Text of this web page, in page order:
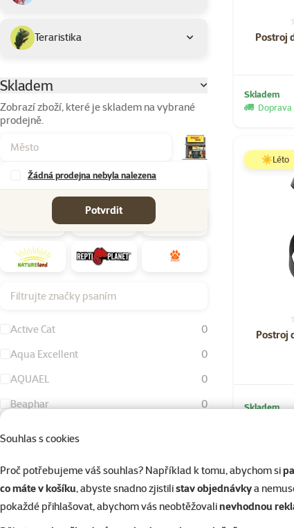
Souhlas s cookies
Proč potřebujeme váš souhlas? Například k tomu, abychom si
co máte v košíku, abyste snadno zjistilistav objednávkya
pokaždé přihlašovat, abychom vás neobtěžovalinevhodnou
Teraristika
Parametrický filtr
Skladem
Zobrazí zboží, které je skladem na vybrané
prodejně.
Žádná prodejna nebyla nalezena
Potvrdit
Filtrujte značky psaním
Active Cat
0
Aqua Excellent
0
AQUAEL
0
Beaphar
0
Eheim
FURminator
0
Postroj
Skladem
Postroj
☀️Léto
Skladem
☀️Léto